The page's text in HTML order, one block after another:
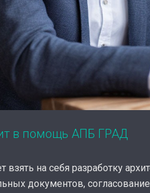
в помощь АПБ ГРАД
на себя разработку
документов,